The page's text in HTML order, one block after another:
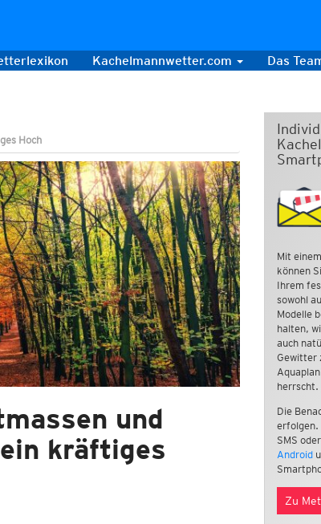
Kachelmannwetter.com Das
Hoch
und
kräftiges
Mit
können
Ihrem
sowohl
Modelle
halten,
auch
Gewitter
herrscht.
Die
erfolgen.
SMS
Android
Zu